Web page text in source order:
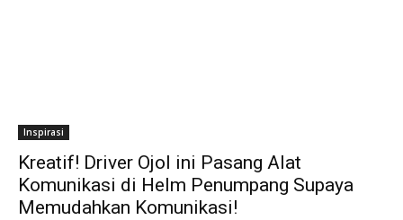
Inspirasi
Kreatif! Driver Ojol ini Pasang Alat
Komunikasi di Helm Penumpang Supaya
Memudahkan Komunikasi!